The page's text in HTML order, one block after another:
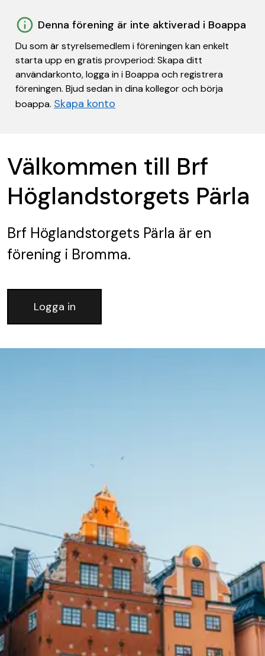
Denna förening är inte aktiverad i Boappa
Du som är styrelsemedlem i föreningen kan enkelt
starta upp en gratis provperiod: Skapa ditt
användarkonto, logga in i Boappa och registrera
föreningen. Bjud sedan in dina kollegor och börja
boappa. Skapa konto
Välkommen till Brf
Höglandstorgets Pärla
Brf Höglandstorgets Pärla är en
förening i Bromma.
Logga in